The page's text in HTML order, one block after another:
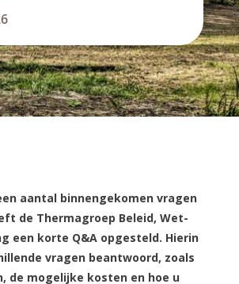
aantal binnengekomen vragen
de Thermagroep Beleid, Wet-
een korte Q&A opgesteld. Hierin
vragen beantwoord, zoals
de mogelijke kosten en hoe u